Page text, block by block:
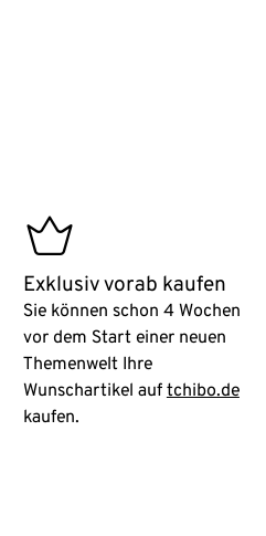
exclusive_online_offer
Exklusiv vorab kaufen
Sie können schon 4 Wochen
vor dem Start einer neuen
Themenwelt Ihre
Wunschartikel auf tchibo.de
kaufen.